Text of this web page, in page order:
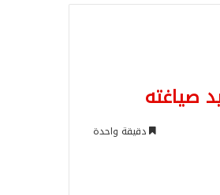
صياغته
دقيقة واحدة